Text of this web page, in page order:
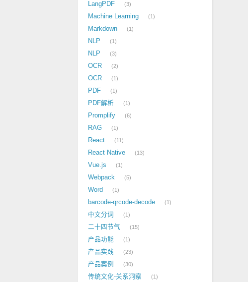
LangPDF 3
Machine Learning 1
Markdown 1
NLP 1
NLP 3
OCR 2
OCR 1
PDF 1
PDF解析 1
Promplify 6
RAG 1
React 11
React Native 13
Vue.js 1
Webpack 5
Word 1
barcode-qrcode-decode 1
中文分词 1
二十四节气 15
产品功能 1
产品实践 23
产品案例 30
传统文化-关系洞察 1